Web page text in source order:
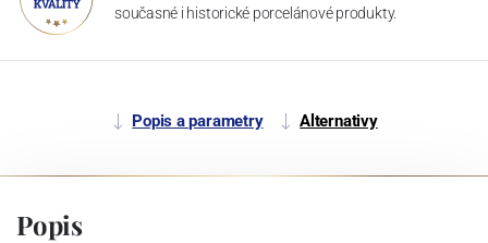
současné i historické porcelánové produkty.
Popis a parametry Alternativy
Popis